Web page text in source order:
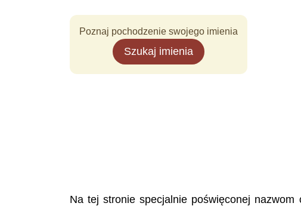
Poznaj pochodzenie swojego imienia
Szukaj imienia
Na tej stronie specjalnie poświęconej